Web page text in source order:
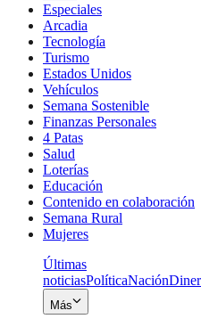
Especiales
Arcadia
Tecnología
Turismo
Estados Unidos
Vehículos
Semana Sostenible
Finanzas Personales
4 Patas
Salud
Loterías
Educación
Contenido en colaboración
Semana Rural
Mujeres
Últimas
noticiasPolíticaNación
Más